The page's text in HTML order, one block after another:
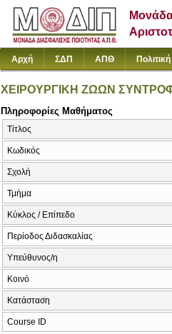
Αρχή ΣΔΠ ΑΠΘ
ΧΕΙΡΟΥΡΓΙΚΗ ΖΩΩΝ
Πληροφορίες Μαθήματος
Τίτλος
Κωδικός
Σχολή
Τμήμα
Κύκλος / Επίπεδο
Περίοδος Διδασκαλίας
Υπεύθυνος/η
Κοινό
Κατάσταση
Course ID